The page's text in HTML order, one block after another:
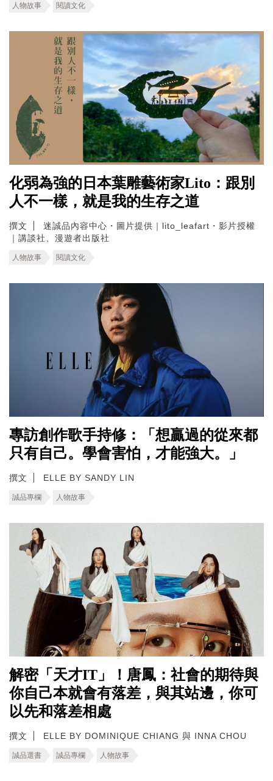
人物故事 閱讀文化
化弱為強的日本葉雕藝術家Lito：跟別
人不一樣，就是我的生存之道
撰文
迷誠品內容中心・圖片提供｜lito_leafart・影片授權
｜講談社、漫遊者出版社
人物故事 閱讀文化
專訪創作歌手持修：「想贏過的從來都
只有自己。學會害怕，才能強大。」
撰文 ELLE BY SANDY LIN
誠品專欄 人物故事
解密「天才IT」！唐鳳：社會的期待與
你自己本就會有落差，與其站邊，你可
以先和落差相處
撰文 ELLE BY DOMINIQUE CHIANG 與 INNA CHOU
誠品選書 誠品專欄 人物故事